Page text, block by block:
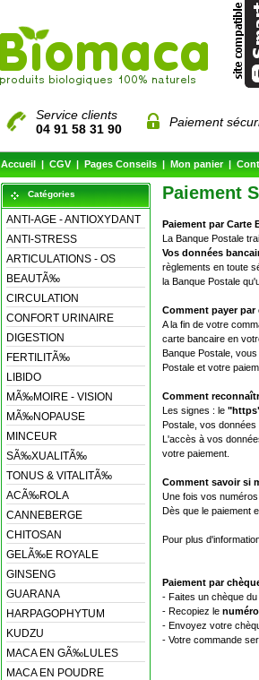
Service clients
04 91 58 31 90
Paiement
Accueil|CGV|Pages Conseils|Mon panier|
Catégories
ANTI-AGE - ANTIOXYDANT
ANTI-STRESS
ARTICULATIONS - OS
BEAUTÃ‰
CIRCULATION
CONFORT URINAIRE
DIGESTION
FERTILITÃ‰
LIBIDO
MÃ‰MOIRE - VISION
MÃ‰NOPAUSE
MINCEUR
SÃ‰XUALITÃ‰
TONUS & VITALITÃ‰
ACÃ‰ROLA
CANNEBERGE
CHITOSAN
GELÃ‰E ROYALE
GINSENG
GUARANA
HARPAGOPHYTUM
KUDZU
MACA EN GÃ‰LULES
MACA EN POUDRE
Paiement
Paiement par Carte
La Banque Postale
Vos données
règlements en toute
la Banque Postale
Comment payer par
A la fin de votre
carte bancaire en
Banque Postale,
Postale et votre
Comment
Les signes : le
Postale, vos
L'accès à vos
votre paiement.
Comment savoir si
Une fois vos
Dès que le paiement
Pour plus
Paiement par
- Faites un chèque
- Recopiez le
- Envoyez votre
- Votre commande